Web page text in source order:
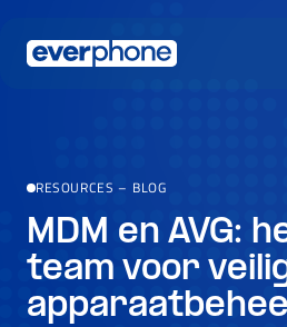
RESOURCES – BLOG
MDM en AVG:
team voor